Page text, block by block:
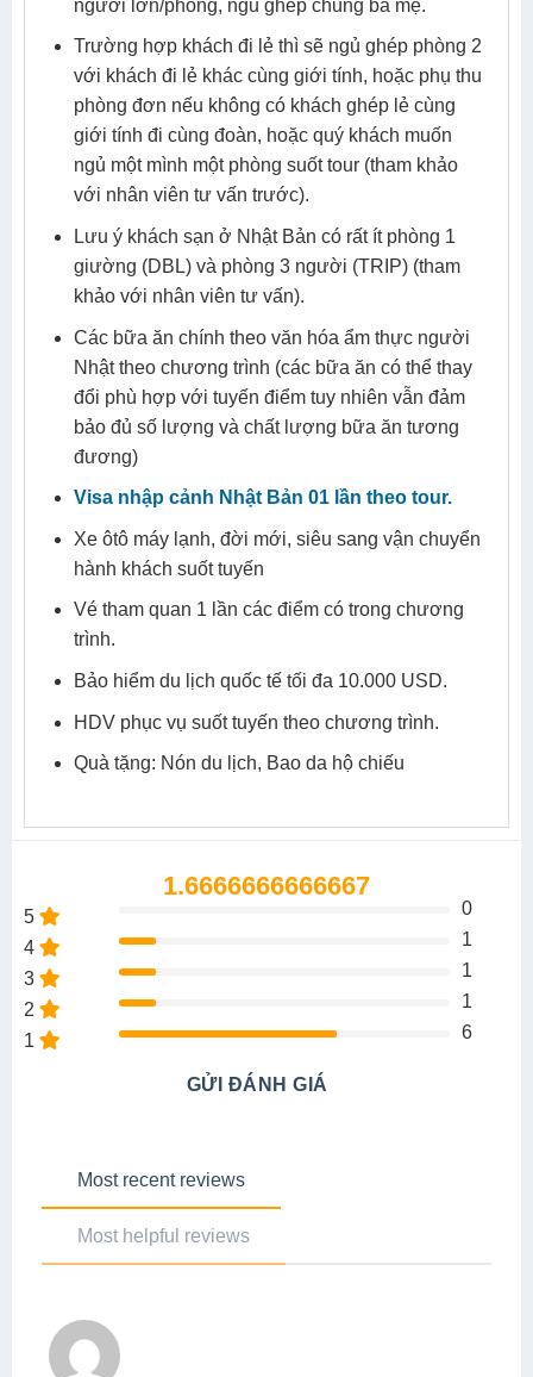
người lớn/phòng, ngủ ghép chung ba mẹ.
Trường hợp khách đi lẻ thì sẽ ngủ ghép phòng 2
với khách đi lẻ khác cùng giới tính, hoặc phụ thu
phòng đơn nếu không có khách ghép lẻ cùng
giới tính đi cùng đoàn, hoặc quý khách muốn
ngủ một mình một phòng suốt tour (tham khảo
với nhân viên tư vấn trước).
Lưu ý khách sạn ở Nhật Bản có rất ít phòng 1
giường (DBL) và phòng 3 người (TRIP) (tham
khảo với nhân viên tư vấn).
Các bữa ăn chính theo văn hóa ẩm thực người
Nhật theo chương trình (các bữa ăn có thể thay
đổi phù hợp với tuyến điểm tuy nhiên vẫn đảm
bảo đủ số lượng và chất lượng bữa ăn tương
đương)
Visa nhập cảnh Nhật Bản 01 lần theo tour.
Xe ôtô máy lạnh, đời mới, siêu sang vận chuyển
hành khách suốt tuyến
Vé tham quan 1 lần các điểm có trong chương
trình.
Bảo hiểm du lịch quốc tế tối đa 10.000 USD.
HDV phục vụ suốt tuyến theo chương trình.
Quà tặng: Nón du lịch, Bao da hộ chiếu
1.6666666666667
5
0
4
1
3
1
2
1
1
6
GỬI ĐÁNH GIÁ
Most recent reviews
Most helpful reviews